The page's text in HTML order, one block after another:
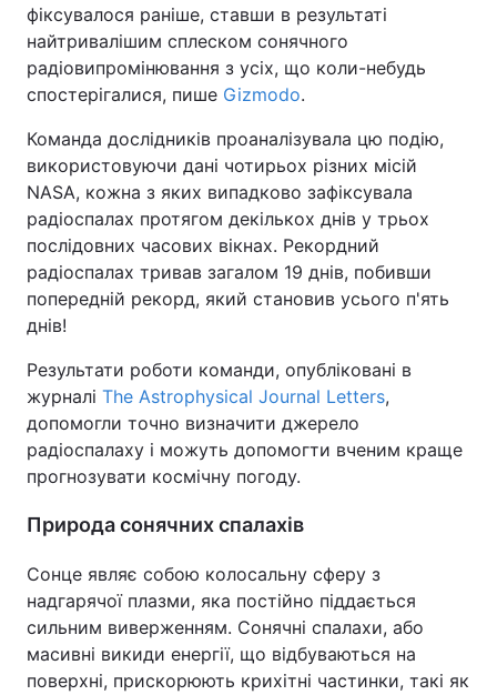
фіксувалося раніше, ставши в результаті
найтривалішим сплеском сонячного
радіовипромінювання з усіх, що коли-небудь
спостерігалися, пише Gizmodo.
Команда дослідників проаналізувала цю подію,
використовуючи дані чотирьох різних місій
NASA, кожна з яких випадково зафіксувала
радіоспалах протягом декількох днів у трьох
послідовних часових вікнах. Рекордний
радіоспалах тривав загалом 19 днів, побивши
попередній рекорд, який становив усього п'ять
днів!
Результати роботи команди, опубліковані в
журналі The Astrophysical Journal Letters,
допомогли точно визначити джерело
радіоспалаху і можуть допомогти вченим краще
прогнозувати космічну погоду.
Природа сонячних спалахів
Сонце являє собою колосальну сферу з
надгарячої плазми, яка постійно піддається
сильним виверженням. Сонячні спалахи, або
масивні викиди енергії, що відбуваються на
поверхні, прискорюють крихітні частинки, такі як